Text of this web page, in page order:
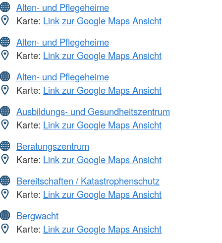
Alten- und Pflegeheime
Karte: Link zur Google Maps Ansicht
Alten- und Pflegeheime
Karte: Link zur Google Maps Ansicht
Alten- und Pflegeheime
Karte: Link zur Google Maps Ansicht
Ausbildungs- und Gesundheitszentrum
Karte: Link zur Google Maps Ansicht
Beratungszentrum
Karte: Link zur Google Maps Ansicht
Bereitschaften / Katastrophenschutz
Karte: Link zur Google Maps Ansicht
Bergwacht
Karte: Link zur Google Maps Ansicht